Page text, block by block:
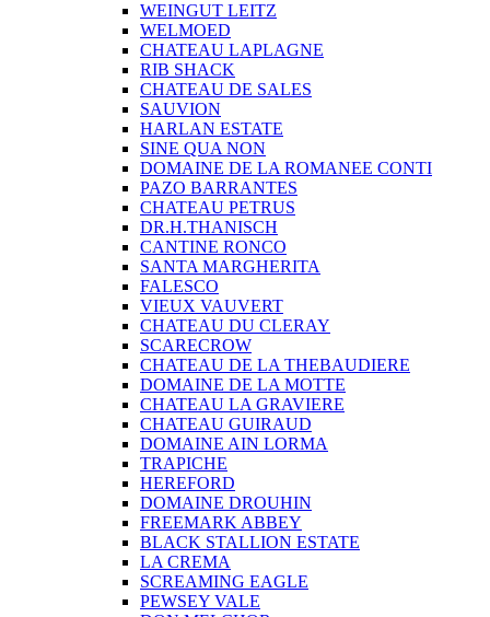
WEINGUT LEITZ
WELMOED
CHATEAU LAPLAGNE
RIB SHACK
CHATEAU DE SALES
SAUVION
HARLAN ESTATE
SINE QUA NON
DOMAINE DE LA ROMANEE CONTI
PAZO BARRANTES
CHATEAU PETRUS
DR.H.THANISCH
CANTINE RONCO
SANTA MARGHERITA
FALESCO
VIEUX VAUVERT
CHATEAU DU CLERAY
SCARECROW
CHATEAU DE LA THEBAUDIERE
DOMAINE DE LA MOTTE
CHATEAU LA GRAVIERE
CHATEAU GUIRAUD
DOMAINE AIN LORMA
TRAPICHE
HEREFORD
DOMAINE DROUHIN
FREEMARK ABBEY
BLACK STALLION ESTATE
LA CREMA
SCREAMING EAGLE
PEWSEY VALE